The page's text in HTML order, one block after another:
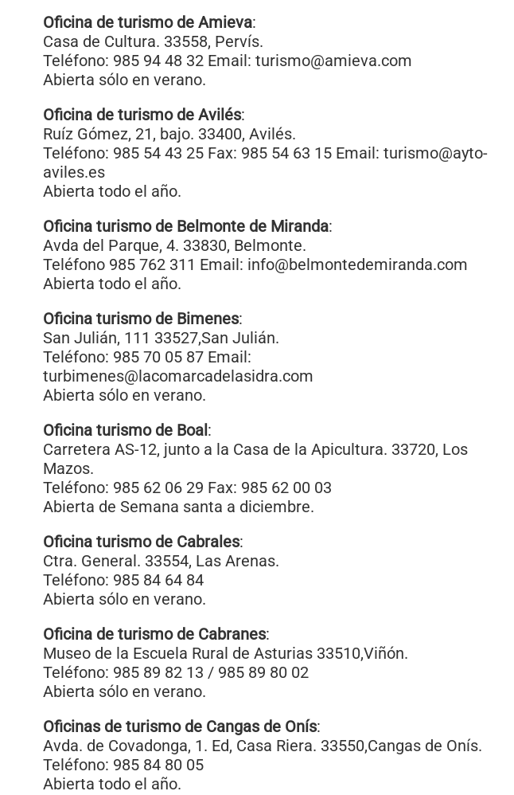
Oficina de turismo de Amieva:
Casa de Cultura. 33558, Pervís.
Teléfono: 985 94 48 32 Email: turismo@amieva.com
Abierta sólo en verano.
Oficina de turismo de Avilés:
Ruíz Gómez, 21, bajo. 33400, Avilés.
Teléfono: 985 54 43 25 Fax: 985 54 63 15 Email: turismo@ayto-
aviles.es
Abierta todo el año.
Oficina turismo de Belmonte de Miranda:
Avda del Parque, 4. 33830, Belmonte.
Teléfono 985 762 311 Email: info@belmontedemiranda.com
Abierta todo el año.
Oficina turismo de Bimenes:
San Julián, 111 33527,San Julián.
Teléfono: 985 70 05 87 Email:
turbimenes@lacomarcadelasidra.com
Abierta sólo en verano.
Oficina turismo de Boal:
Carretera AS-12, junto a la Casa de la Apicultura. 33720, Los
Mazos.
Teléfono: 985 62 06 29 Fax: 985 62 00 03
Abierta de Semana santa a diciembre.
Oficina turismo de Cabrales:
Ctra. General. 33554, Las Arenas.
Teléfono: 985 84 64 84
Abierta sólo en verano.
Oficina de turismo de Cabranes:
Museo de la Escuela Rural de Asturias 33510,Viñón.
Teléfono: 985 89 82 13 / 985 89 80 02
Abierta sólo en verano.
Oficinas de turismo de Cangas de Onís:
Avda. de Covadonga, 1. Ed, Casa Riera. 33550,Cangas de Onís.
Teléfono: 985 84 80 05
Abierta todo el año.